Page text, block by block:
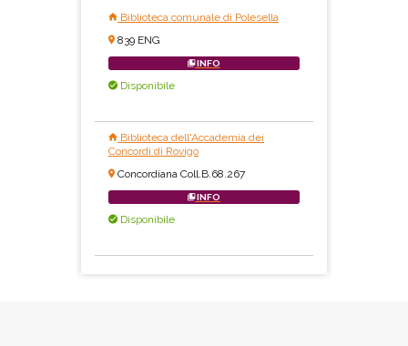
Biblioteca comunale di Polesella
839 ENG
INFO
Disponibile
Biblioteca dell'Accademia dei
Concordi di Rovigo
Concordiana Coll.B.68.267
INFO
Disponibile